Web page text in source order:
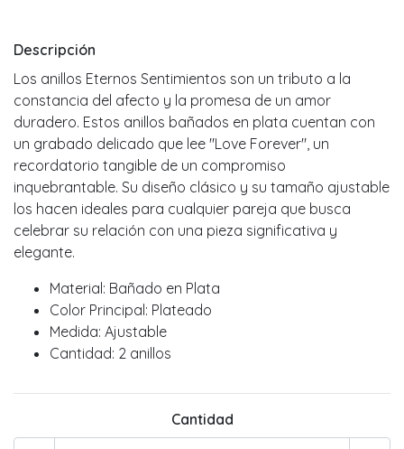
Descripción
Los anillos Eternos Sentimientos son un tributo a la
constancia del afecto y la promesa de un amor
duradero. Estos anillos bañados en plata cuentan con
un grabado delicado que lee "Love Forever", un
recordatorio tangible de un compromiso
inquebrantable. Su diseño clásico y su tamaño ajustable
los hacen ideales para cualquier pareja que busca
celebrar su relación con una pieza significativa y
elegante.
Material: Bañado en Plata
Color Principal: Plateado
Medida: Ajustable
Cantidad: 2 anillos
Cantidad